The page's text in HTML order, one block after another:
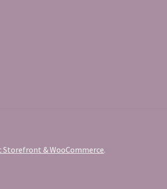
Storefront & WooCommerce.